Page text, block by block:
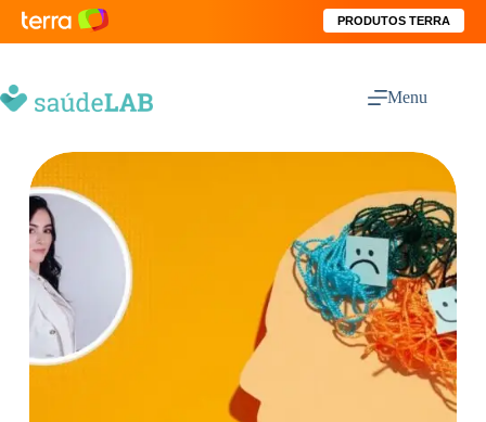
PRODUTOS TERRA
Menu